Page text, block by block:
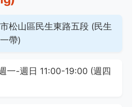
松山區民生東路五段 (民生
帶)
一-週日 11:00-19:00 (週四